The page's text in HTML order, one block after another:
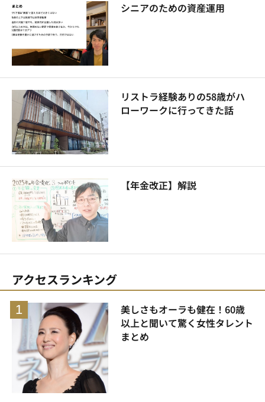
シニアのための資産運用
リストラ経験ありの58歳がハ
ローワークに行ってきた話
【年金改正】解説
アクセスランキング
美しさもオーラも健在！60歳
以上と聞いて驚く女性タレント
まとめ